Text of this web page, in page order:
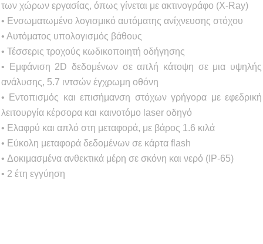
των χώρων εργασίας, όπως γίνεται με ακτινογράφο (X-Ray)
• Ενσωματωμένο λογισμικό αυτόματης ανίχνευσης στόχου
• Αυτόματος υπολογισμός βάθους
• Τέσσερις τροχούς κωδικοποιητή οδήγησης
• Εμφάνιση 2D δεδομένων σε απλή κάτοψη σε μια υψηλής
ανάλυσης, 5.7 ιντσών έγχρωμη οθόνη
• Εντοπισμός και επισήμανση στόχων γρήγορα με εφεδρική
λειτουργία κέρσορα και καινοτόμο laser οδηγό
• Ελαφρύ και απλό στη μεταφορά, με βάρος 1.6 κιλά
• Εύκολη μεταφορά δεδομένων σε κάρτα flash
• Δοκιμασμένα ανθεκτικά μέρη σε σκόνη και νερό (IP-65)
• 2 έτη εγγύηση